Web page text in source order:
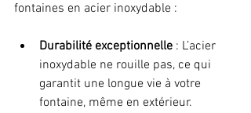
fontaines en acier inoxydable :
Durabilité exceptionnelle : L’acier
inoxydable ne rouille pas, ce qui
garantit une longue vie à votre
fontaine, même en extérieur.